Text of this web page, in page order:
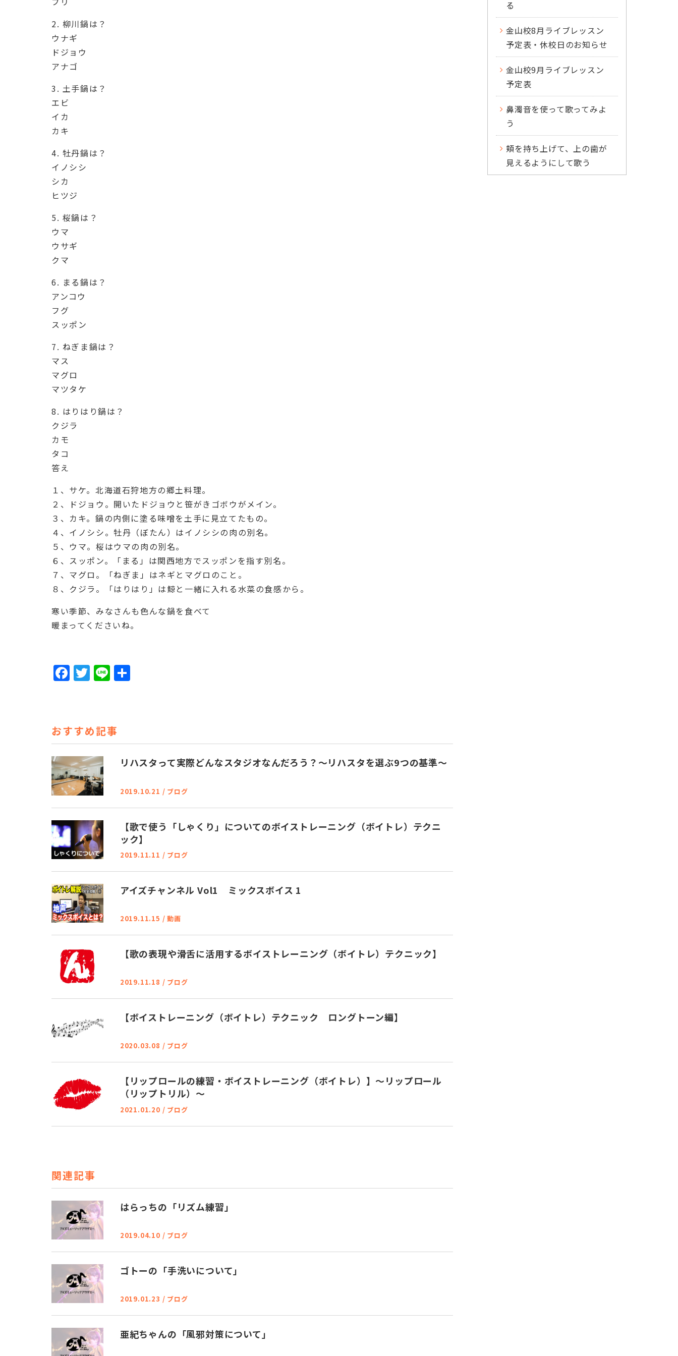
2. 柳川鍋は？
ウナギ
ドジョウ
アナゴ
3. 土手鍋は？
エビ
イカ
カキ
4. 牡丹鍋は？
イノシシ
シカ
ヒツジ
5. 桜鍋は？
ウマ
ウサギ
クマ
6. まる鍋は？
アンコウ
フグ
スッポン
7. ねぎま鍋は？
マス
マグロ
マツタケ
8. はりはり鍋は？
クジラ
カモ
タコ
答え
１、サケ。北海道石狩地方の郷土料理。
２、ドジョウ。開いたドジョウと笹がきゴボウがメイン。
３、カキ。鍋の内側に塗る味噌を土手に見立てたもの。
４、イノシシ。牡丹（ぼたん）はイノシシの肉の別名。
５、ウマ。桜はウマの肉の別名。
６、スッポン。「まる」は関西地方でスッポンを指す別名。
７、マグロ。「ねぎま」はネギとマグロのこと。
８、クジラ。「はりはり」は鯨と一緒に入れる水菜の食感から。
寒い季節、みなさんも色んな鍋を食べて
暖まってくださいね。
F
e
b
o
o
k
T
te
r
Li
おすすめ記事
リハスタって実際どんなスタジオなんだろう？～リハスタを選ぶ9つの基準～
2019.10.21 / ブログ
【歌で使う「しゃくり」についてのボイストレーニング（ボイトレ）テクニ
ック】
2019.11.11 / ブログ
アイズチャンネル Vol1 ミックスボイス 1
2019.11.15 /動画
【歌の表現や滑舌に活用するボイストレーニング（ボイトレ）テクニック】
2019.11.18 / ブログ
【ボイストレーニング（ボイトレ）テクニック ロングトーン編】
2020.03.08 / ブログ
【リップロールの練習・ボイストレーニング（ボイトレ）】～リップロール
（リップトリル）～
2021.01.20 / ブログ
関連記事
はらっちの「リズム練習」
2019.04.10 / ブログ
ゴトーの「手洗いについて」
2019.01.23 / ブログ
亜紀ちゃんの「風邪対策について」
る
金山校8月ライブレッスン
予定表・休校日のお知らせ
金山校9月ライブレッスン
予定表
鼻濁音を使って歌ってみよ
う
頬を持ち上げて、上の歯が
見えるようにして歌う